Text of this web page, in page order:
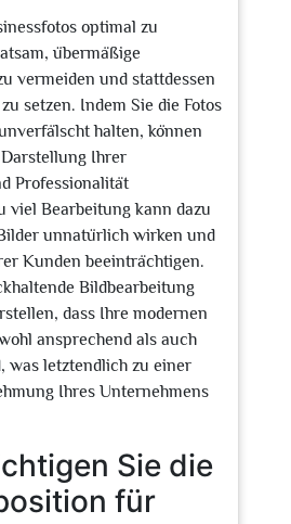
optimal zu
übermäßige
vermeiden und stattdessen
setzen. Indem Sie die Fotos
halten, können
Ihrer
Professionalität
viel Bearbeitung kann dazu
unnatürlich wirken und
Kunden beeinträchtigen.
Bildbearbeitung
dass Ihre modernen
ansprechend als auch
was letztendlich zu einer
Ihres Unternehmens
Sie die
für